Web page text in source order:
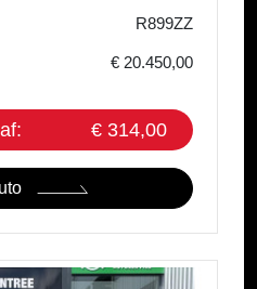
R899ZZ
€ 20.450,00
€ 314,00